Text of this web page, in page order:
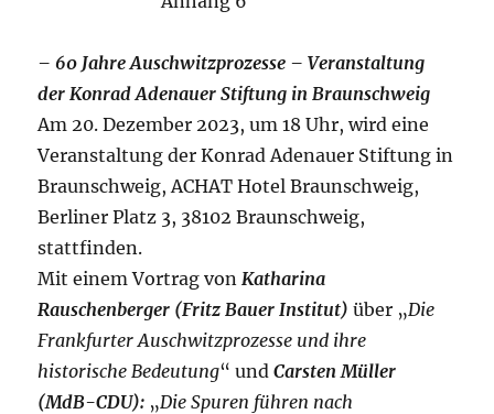
– 60 Jahre Auschwitzprozesse – Veranstaltung
der Konrad Adenauer Stiftung in Braunschweig
Am 20. Dezember 2023, um 18 Uhr, wird eine
Veranstaltung der Konrad Adenauer Stiftung in
Braunschweig, ACHAT Hotel Braunschweig,
Berliner Platz 3, 38102 Braunschweig,
stattfinden.
Mit einem Vortrag von Katharina
Rauschenberger (Fritz Bauer Institut) über „Die
Frankfurter Auschwitzprozesse und ihre
historische Bedeutung“ undCarsten Müller
(MdB-CDU): „Die Spuren führen nach